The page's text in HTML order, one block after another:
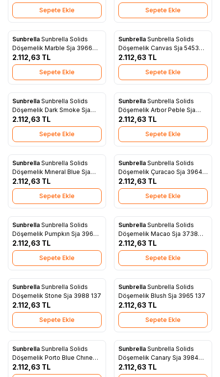
Sepete Ekle Sepete Ekle
Yeni
Favorilere Ekle
Sunbrella Sunbrella Solids
Döşemelik Marble Sja 3966
137
2.112,63 TL
Sepete Ekle
Yeni
Favorilere Ekle
Sunbrella Sunbrella Solids
Döşemelik Canvas Sja 5453
137
2.112,63 TL
Sepete Ekle
Yeni
Favorilere Ekle
Sunbrella Sunbrella Solids
Döşemelik Dark Smoke Sja
3792 137
2.112,63 TL
Sepete Ekle
Yeni
Favorilere Ekle
Sunbrella Sunbrella Solids
Döşemelik Arbor Peble Sja
48009 137
2.112,63 TL
Sepete Ekle
Yeni
Favorilere Ekle
Sunbrella Sunbrella Solids
Döşemelik Mıneral Blue Sja
5420 137
2.112,63 TL
Sepete Ekle
Yeni
Favorilere Ekle
Sunbrella Sunbrella Solids
Döşemelik Çuracao Sja 3964
137
2.112,63 TL
Sepete Ekle
Yeni
Favorilere Ekle
Sunbrella Sunbrella Solids
Döşemelik Pumpkın Sja 3969
137
2.112,63 TL
Sepete Ekle
Yeni
Favorilere Ekle
Sunbrella Sunbrella Solids
Döşemelik Macao Sja 3738
137
2.112,63 TL
Sepete Ekle
Yeni
Favorilere Ekle
Sunbrella Sunbrella Solids
Döşemelik Stone Sja 3988 137
2.112,63 TL
Sepete Ekle
Yeni
Favorilere Ekle
Sunbrella Sunbrella Solids
Döşemelik Blush Sja 3965 137
2.112,63 TL
Sepete Ekle
Yeni
Favorilere Ekle
Sunbrella Sunbrella Solids
Döşemelik Porto Blue Chıne
Sja 3776 137
2.112,63 TL
Yeni
Favorilere Ekle
Sunbrella Sunbrella Solids
Döşemelik Canary Sja 3984
137
2.112,63 TL